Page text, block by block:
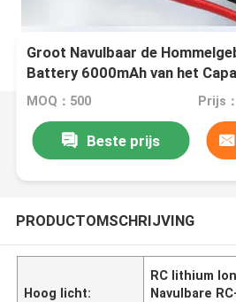
Groot Navulbaar de
Battery 6000mAh van het
MOQ：500 Prijs
Beste prijs
PRODUCTOMSCHRIJVING
Hoog licht:
RC lithium
Navulbare